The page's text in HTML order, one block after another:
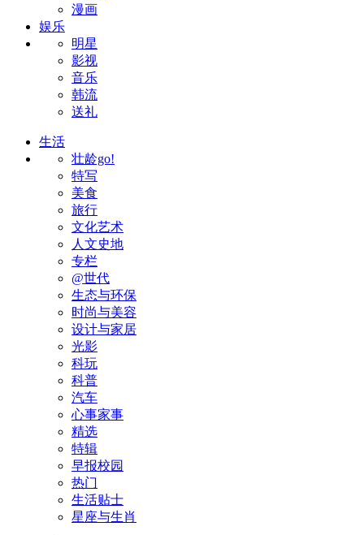
漫画
娱乐
明星
影视
音乐
韩流
送礼
生活
壮龄go!
特写
美食
旅行
文化艺术
人文史地
专栏
@世代
生态与环保
时尚与美容
设计与家居
光影
科玩
科普
汽车
心事家事
精选
特辑
早报校园
热门
生活贴士
星座与生肖